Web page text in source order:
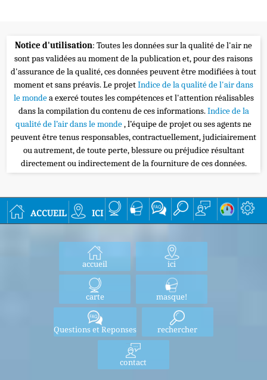
Notice d'utilisation: Toutes les données sur la qualité de l'air ne
sont pas validées au moment de la publication et, pour des raisons
d'assurance de la qualité, ces données peuvent être modifiées à tout
moment et sans préavis. Le projetIndice de la qualité de l'air dans
le mondea exercé toutes les compétences et l'attention réalisables
dans la compilation du contenu de ces informations.Indice de la
qualité de l’air dans le monde, l’équipe de projet ou ses agents ne
peuvent être tenus responsables, contractuellement, judiciairement
ou autrement, de toute perte, blessure ou préjudice résultant
directement ou indirectement de la fourniture de ces données.
accueil ici
accueil ici
carte masque!
Questions et Reponses rechercher
contact